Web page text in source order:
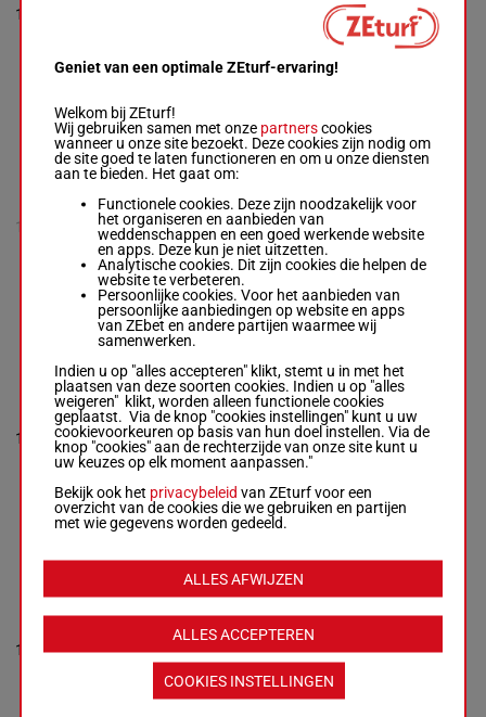
10
0a 7a 7a 7a
(25) 1a 7a 8a
1a 7a 8a
1a 4a 1a
11
INDIGODARCHE
NS
Gaborit L.-
Gaborit L.
R/8 - 2800m-
8m Dm Dm Dm
(25) Dm 5m Dm
Dm Dm Da 6m
R/82800m 1'13"8
€ 82.970
Dm Dm
(25) Dm
5m Dm
Dm Dm
Da 6m
7m
12
IVOIRE DE
CORBIE
Torre Mme M.-
Janvier F.
R/8 - 2800m
1'15"7-
€ 83.100
(25) 1m 8a 6m
7a 6m 1m 9a
3m 3m 1m 4m
R/8 2800m1'15"7
€ 83.100
(25) 1m
8a 6m
7a 6m
1m 9a
3m 3m
1m 4m
6a
13
Terry F.
1'12"7-
R/72800m1'12"7
€ 84.080
8m 0a
(25) 8m
5m 9a
Da 5m
2m (24)
7m 3m
Geniet van een optimale ZEturf-ervaring!
Welkom bij ZEturf!
Wij gebruiken samen met onze partnerscookies
wanneer u onze site bezoekt. Deze cookies zijn nodig om
de site goed te laten functioneren en om u onze diensten
aan te bieden. Het gaat om:
Functionele cookies. Deze zijn noodzakelijk voor
het organiseren en aanbieden van
weddenschappen en een goed werkende website
en apps. Deze kun je niet uitzetten.
Analytische cookies. Dit zijn cookies die helpen de
website te verbeteren.
Persoonlijke cookies. Voor het aanbieden van
persoonlijke aanbiedingen op website en apps
van ZEbet en andere partijen waarmee wij
samenwerken.
Indien u op "alles accepteren" klikt, stemt u in met het
plaatsen van deze soorten cookies. Indien u op "alles
weigeren" klikt, worden alleen functionele cookies
geplaatst. Via de knop "cookies instellingen" kunt u uw
cookievoorkeuren op basis van hun doel instellen. Via de
knop "cookies" aan de rechterzijde van onze site kunt u
uw keuzes op elk moment aanpassen."
Bekijk ook het privacybeleid van ZEturf voor een
overzicht van de cookies die we gebruiken en partijen
met wie gegevens worden gedeeld.
ALLES ACCEPTEREN
ALLES AFWIJZEN
COOKIES INSTELLINGEN